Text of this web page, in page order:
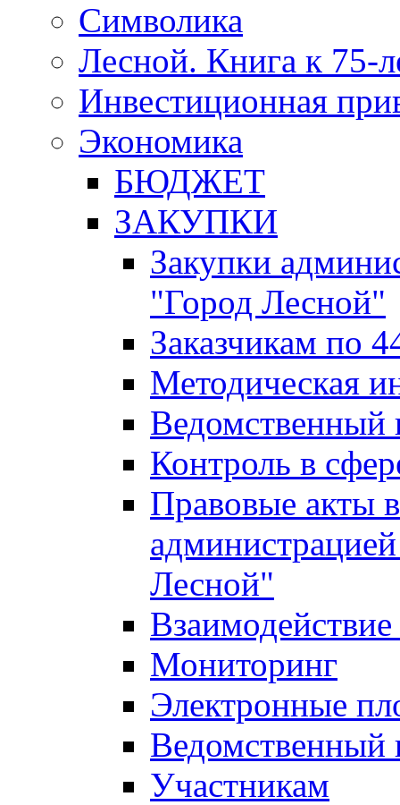
Символика
Лесной. Книга к 75-
Инвестиционная
Экономика
БЮДЖЕТ
ЗАКУПКИ
Закупки
"Город Лесной"
Заказчикам по
Методическая
Ведомственный
Контроль в
Правовые акты
Лесной"
Мониторинг
Электронные
Ведомственный
Участникам